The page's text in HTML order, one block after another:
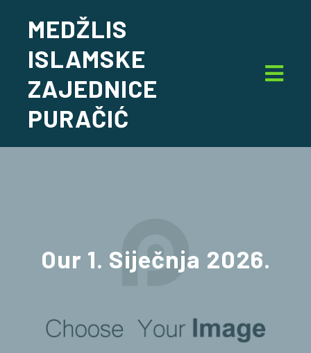
MEDŽLIS
ISLAMSKE
ZAJEDNICE
PURAČIĆ
Our 1. Siječnja 2026.